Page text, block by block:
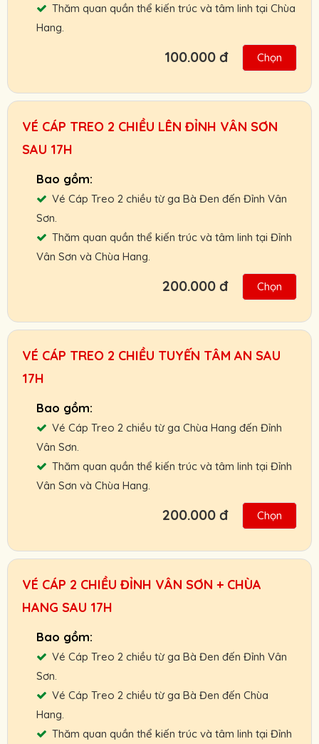
Thăm quan quần thể kiến trúc và tâm linh tại Chùa
Hang.
Hỗ trợ giao vé tận nơi hoặc nhận và thanh
toán Booking vé tại ga cáp treo.
Chính sách ưu đãi cho đối tác, khách đoàn,
Cam kết giá vé tốt nhất, hỗ trợ nhanh nhất.
Người Lớn :
Trẻ Em:100.000 VNĐ
Gọi ngay: 0901.011.772 để nhận giá vé tốt
100.000 đ Chọn
VÉ CÁP TREO 2 CHIỀU LÊN ĐỈNH VÂN SƠN
SAU 17H
Vé Cáp Treo 2 chiều từ ga Bà Đen đến Đỉnh Vân
Sơn.
Thăm quan quần thể kiến trúc và tâm linh tại Đỉnh
Vân Sơn và Chùa Hang.
Hỗ trợ giao vé tận nơi hoặc nhận và thanh
toán Booking vé tại ga cáp treo.
Chính sách ưu đãi cho đối tác, khách đoàn,
Cam kết giá vé tốt nhất, hỗ trợ nhanh nhất.
Người Lớn :
Trẻ Em:200.000 VNĐ
Gọi ngay: 0901.011.772 để nhận giá vé tốt
200.000 đ Chọn
VÉ CÁP TREO 2 CHIỀU TUYẾN TÂM AN SAU
17H
Vé Cáp Treo 2 chiều từ ga Chùa Hang đến Đỉnh
Vân Sơn.
Thăm quan quần thể kiến trúc và tâm linh tại Đỉnh
Vân Sơn và Chùa Hang.
Hỗ trợ giao vé tận nơi hoặc nhận và thanh
toán Booking vé tại ga cáp treo.
Chính sách ưu đãi cho đối tác, khách đoàn,
Cam kết giá vé tốt nhất, hỗ trợ nhanh nhất.
Người Lớn :
Trẻ Em:200.000 VNĐ
Gọi ngay: 0901.011.772 để nhận giá vé tốt
nhất.
200.000 đ Chọn
VÉ CÁP 2 CHIỀU ĐỈNH VÂN SƠN + CHÙA
HANG SAU 17H
Vé Cáp Treo 2 chiều từ ga Bà Đen đến Đỉnh Vân
Sơn.
Vé Cáp Treo 2 chiều từ ga Bà Đen đến Chùa
Hang.
Thăm quan quần thể kiến trúc và tâm linh tại Đỉnh